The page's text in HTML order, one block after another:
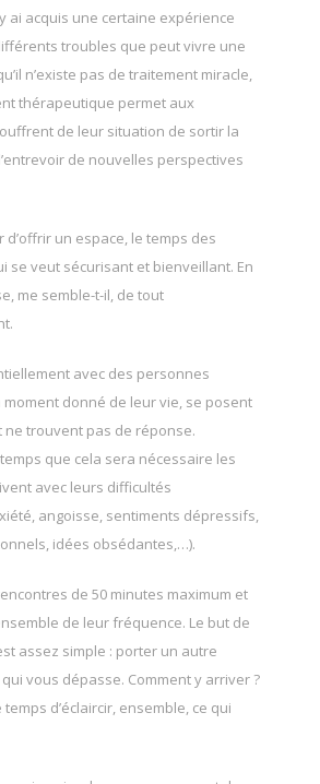
ai acquis une certaine expérience
troubles que peut vivre une
n’existe pas de traitement miracle,
thérapeutique permet aux
de leur situation de sortir la
de nouvelles perspectives
un espace, le temps des
se veut sécurisant et bienveillant. En
me semble-t-il, de tout
avec des personnes
moment donné de leur vie, se posent
ne trouvent pas de réponse.
temps que cela sera nécessaire les
avec leurs difficultés
angoisse, sentiments dépressifs,
idées obsédantes,…).
de 50 minutes maximum et
de leur fréquence. Le but de
assez simple : porter un autre
vous dépasse. Comment y arriver ?
d’éclaircir, ensemble, ce qui